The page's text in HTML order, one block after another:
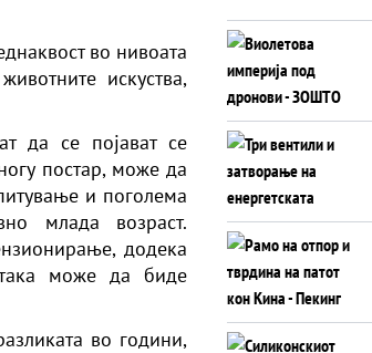
во нивоата
искуства,
да се појават се
постар, може да
и поголема
млада возраст.
додека
може да биде
во години,